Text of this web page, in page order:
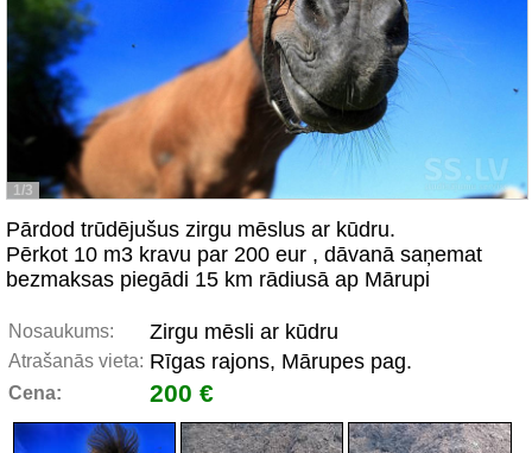
1/3
Pārdod trūdējušus zirgu mēslus ar kūdru.
Pērkot 10 m3 kravu par 200 eur , dāvanā saņemat
bezmaksas piegādi 15 km rādiusā ap Mārupi
Nosaukums: Zirgu mēsli ar kūdru
Atrašanās vieta: Rīgas rajons, Mārupes pag.
Cena: 200 €